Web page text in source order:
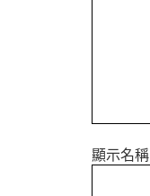
顯示名稱